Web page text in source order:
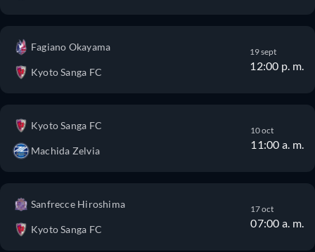
Fagiano Okayama
Kyoto Sanga FC
19 sept
12:00 p. m.
Kyoto Sanga FC
Machida Zelvia
10 oct
11:00 a. m.
Sanfrecce Hiroshima
Kyoto Sanga FC
17 oct
07:00 a. m.